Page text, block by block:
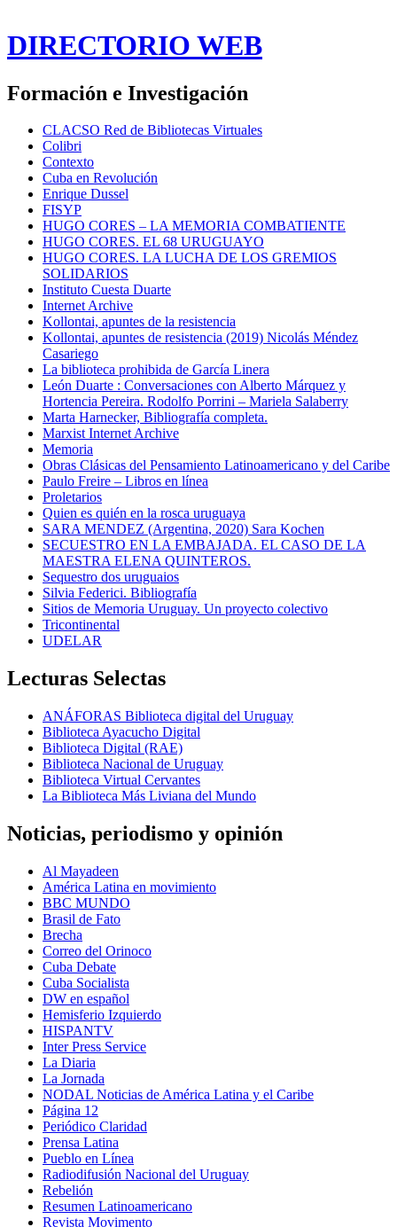
DIRECTORIO WEB
Formación e Investigación
CLACSO Red de Bibliotecas Virtuales
Colibri
Contexto
Cuba en Revolución
Enrique Dussel
FISYP
HUGO CORES – LA MEMORIA COMBATIENTE
HUGO CORES. EL 68 URUGUAYO
HUGO CORES. LA LUCHA DE LOS GREMIOS
SOLIDARIOS
Instituto Cuesta Duarte
Internet Archive
Kollontai, apuntes de la resistencia
Kollontai, apuntes de resistencia (2019) Nicolás Méndez
Casariego
La biblioteca prohibida de García Linera
León Duarte : Conversaciones con Alberto Márquez y
Hortencia Pereira. Rodolfo Porrini – Mariela Salaberry
Marta Harnecker, Bibliografía completa.
Marxist Internet Archive
Memoria
Obras Clásicas del Pensamiento Latinoamericano y del Caribe
Paulo Freire – Libros en línea
Proletarios
Quien es quién en la rosca uruguaya
SARA MENDEZ (Argentina, 2020) Sara Kochen
SECUESTRO EN LA EMBAJADA. EL CASO DE LA
MAESTRA ELENA QUINTEROS.
Sequestro dos uruguaios
Silvia Federici. Bibliografía
Sitios de Memoria Uruguay. Un proyecto colectivo
Tricontinental
UDELAR
Lecturas Selectas
ANÁFORAS Biblioteca digital del Uruguay
Biblioteca Ayacucho Digital
Biblioteca Digital (RAE)
Biblioteca Nacional de Uruguay
Biblioteca Virtual Cervantes
La Biblioteca Más Liviana del Mundo
Noticias, periodismo y opinión
Al Mayadeen
América Latina en movimiento
BBC MUNDO
Brasil de Fato
Brecha
Correo del Orinoco
Cuba Debate
Cuba Socialista
DW en español
Hemisferio Izquierdo
HISPANTV
Inter Press Service
La Diaria
La Jornada
NODAL Noticias de América Latina y el Caribe
Página 12
Periódico Claridad
Prensa Latina
Pueblo en Línea
Radiodifusión Nacional del Uruguay
Rebelión
Resumen Latinoamericano
Revista Movimento